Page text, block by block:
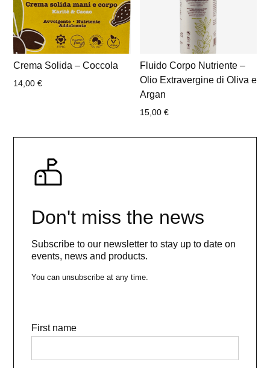
Crema Solida – Coccola
14,00€
Fluido Corpo Nutriente –
Olio Extravergine di Oliva e
Argan
15,00 €
Don't miss the news
Subscribe to our newsletter to stay up to date on
events, news and products.
You can unsubscribe at any time.
First name